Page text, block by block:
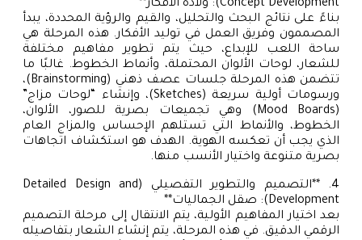
Concept Development): ولادة الأفكار**
بناءً على نتائج البحث والتحليل، والقيم والرؤية المحددة، يبدأ
المصممون وفريق العمل في توليد الأفكار. هذه المرحلة هي
ساحة اللعب للإبداع، حيث يتم تطوير مفاهيم مختلفة
للشعار، لوحات الألوان المحتملة، وأنماط الخطوط. غالبًا ما
تتضمن هذه المرحلة جلسات عصف ذهني (Brainstorming)،
ورسومات أولية سريعة (Sketches)، وإنشاء “لوحات مزاج”
(Mood Boards) وهي تجميعات بصرية للصور، الألوان،
الخطوط، والأنماط التي تستلهم الإحساس والمزاج العام
الذي يجب أن تعكسه الهوية. الهدف هو استكشاف اتجاهات
بصرية متنوعة واختيار الأنسب منها.
4. **التصميم والتطوير التفصيلي (Detailed Design and
Development): صقل الجماليات**
بعد اختيار المفاهيم الأولية، يتم الانتقال إلى مرحلة التصميم
الرقمي الدقيق. في هذه المرحلة، يتم إنشاء الشعار بتفاصيله